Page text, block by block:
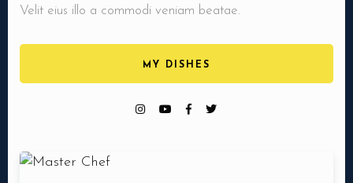
CONTACT
Velit eius illo a commodi veniam beatae.
MY DISHES